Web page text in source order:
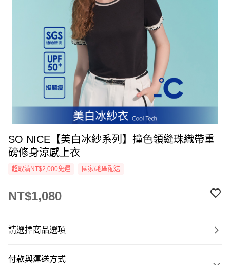
SO NICE【美白冰紗系列】撞色領縫珠織帶重
磅修身涼感上衣
超取滿NT$2,000免運 國家/地區配送
NT$1,080
請選擇商品選項
付款與運送方式